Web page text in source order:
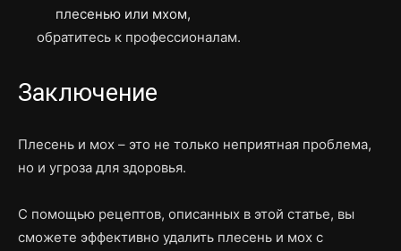
плесенью или мхом,
обратитесь к профессионалам.
Заключение
Плесень и мох – это не только неприятная проблема,
но и угроза для здоровья.
С помощью рецептов, описанных в этой статье, вы
сможете эффективно удалить плесень и мох с